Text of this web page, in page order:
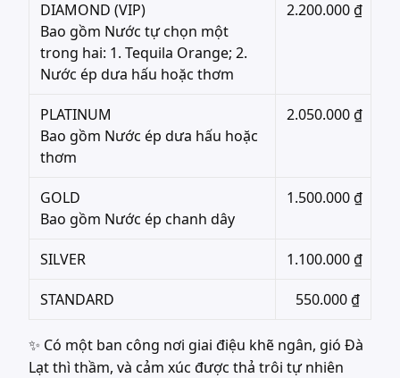
DIAMOND (VIP)
Bao gồm Nước tự chọn một
trong hai: 1. Tequila Orange; 2.
Nước ép dưa hấu hoặc thơm
2.200.000 ₫
PLATINUM
Bao gồm Nước ép dưa hấu hoặc
thơm
2.050.000 ₫
GOLD
Bao gồm Nước ép chanh dây
1.500.000 ₫
SILVER 1.100.000 ₫
STANDARD 550.000 ₫
✨ Có một ban công nơi giai điệu khẽ ngân, gió Đà
Lạt thì thầm, và cảm xúc được thả trôi tự nhiên